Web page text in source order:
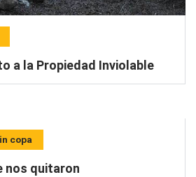
a la Propiedad Inviolable
copa
nos quitaron